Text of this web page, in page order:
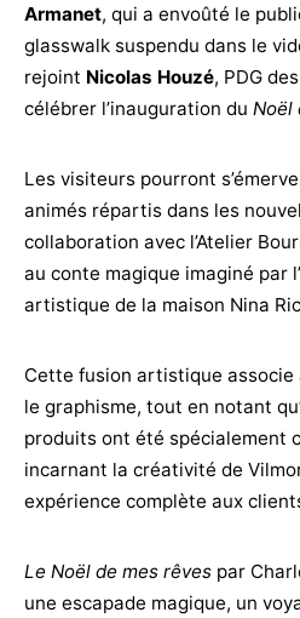
Armanet, qui a envoûté le
glasswalk suspendu dans le
rejoint Nicolas Houzé, PDG
célébrer l’inauguration du Noël
Les visiteurs pourront
animés répartis dans les
collaboration avec l’Atelier
au conte magique imaginé par
artistique de la maison Nina
Cette fusion artistique associe
le graphisme, tout en notant
produits ont été spécialement
incarnant la créativité de
expérience complète aux
Le Noël de mes rêves par
une escapade magique, un